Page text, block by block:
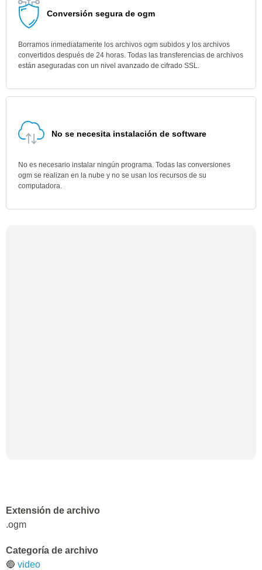
Conversión segura de ogm
Borramos inmediatamente los archivos ogm subidos y los archivos
convertidos después de 24 horas. Todas las transferencias de archivos
están aseguradas con un nivel avanzado de cifrado SSL.
No se necesita instalación de software
No es necesario instalar ningún programa. Todas las conversiones
ogm se realizan en la nube y no se usan los recursos de su
computadora.
Extensión de archivo
.ogm
Categoría de archivo
🔵 video